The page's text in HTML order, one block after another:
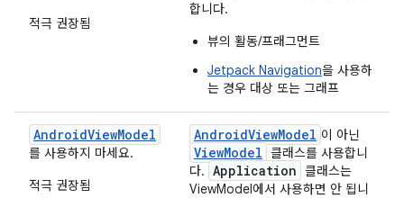
적극 권장됨
합니다.
뷰의 활동/프래그먼트
Jetpack Navigation을 사용하
는 경우 대상 또는 그래프
AndroidViewModel
를 사용하지 마세요.
적극 권장됨
AndroidViewModel 이 아닌
ViewModel 클래스를 사용합니
다. Application 클래스는
ViewModel에서 사용하면 안 됩니